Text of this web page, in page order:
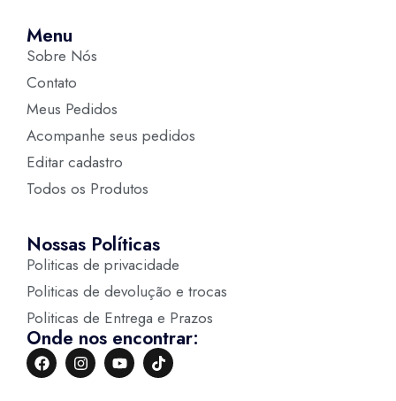
Menu
Sobre Nós
Contato
Meus Pedidos
Acompanhe seus pedidos
Editar cadastro
Todos os Produtos
Nossas Políticas
Politicas de privacidade
Politicas de devolução e trocas
Politicas de Entrega e Prazos
Onde nos encontrar: